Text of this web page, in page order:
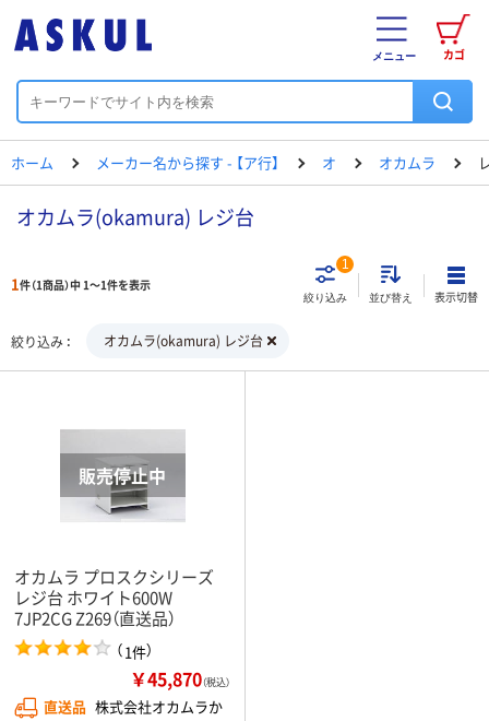
カゴ
メニュー
ホーム メーカー名から探す - 【ア行】 オ オカムラ
オカムラ(okamura) レジ台
1件（1商品）中 1～1件を表示
絞り込み
1
並び替え 表示切替
絞り込み オカムラ(okamura) レジ台
オカムラ プロスクシリーズ
レジ台 ホワイト600W
7JP2CG Z269（直送品）
（1件）
￥45,870（税込）
直送品 株式会社オカムラか